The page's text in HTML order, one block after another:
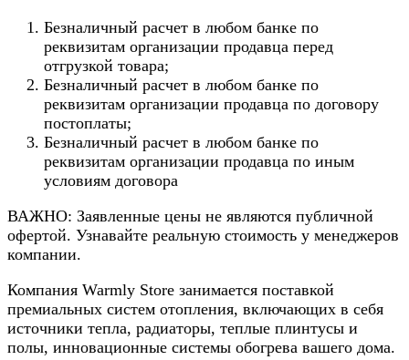
Безналичный расчет в любом банке по
реквизитам организации продавца перед
отгрузкой товара;
Безналичный расчет в любом банке по
реквизитам организации продавца по договору
постоплаты;
Безналичный расчет в любом банке по
реквизитам организации продавца по иным
условиям договора
ВАЖНО: Заявленные цены не являются публичной
офертой. Узнавайте реальную стоимость у менеджеров
компании.
Компания Warmly Store занимается поставкой
премиальных систем отопления, включающих в себя
источники тепла, радиаторы, теплые плинтусы и
полы, инновационные системы обогрева вашего дома.